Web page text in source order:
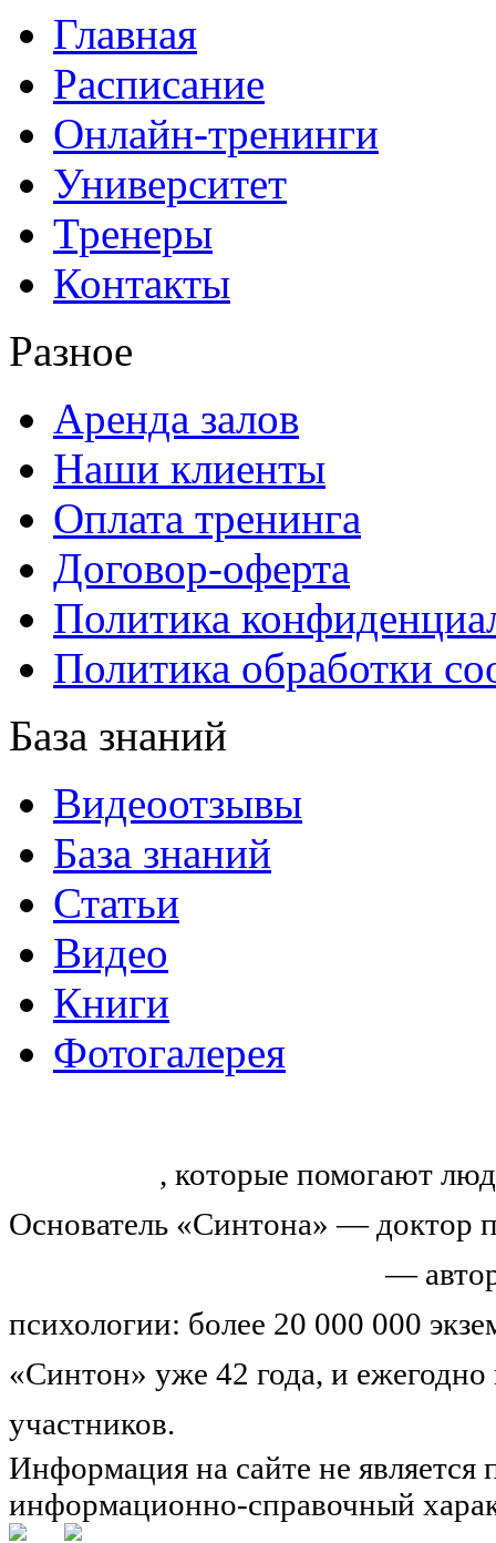
Главная
Расписание
Онлайн-тренинги
Университет
Тренеры
Контакты
Разное
Аренда залов
Наши клиенты
Оплата тренинга
Договор-оферта
Политика
Политика обработки
База знаний
Видеоотзывы
База знаний
Статьи
Видео
Книги
Фотогалерея
, которые помогают
Основатель «Синтона» — доктор
—
психологии: более 20 000 000
«Синтон» уже 42 года, и
участников.
Информация на сайте не
информационно-справочный